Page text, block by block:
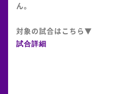
ん。
対象の試合はこちら▼
試合詳細